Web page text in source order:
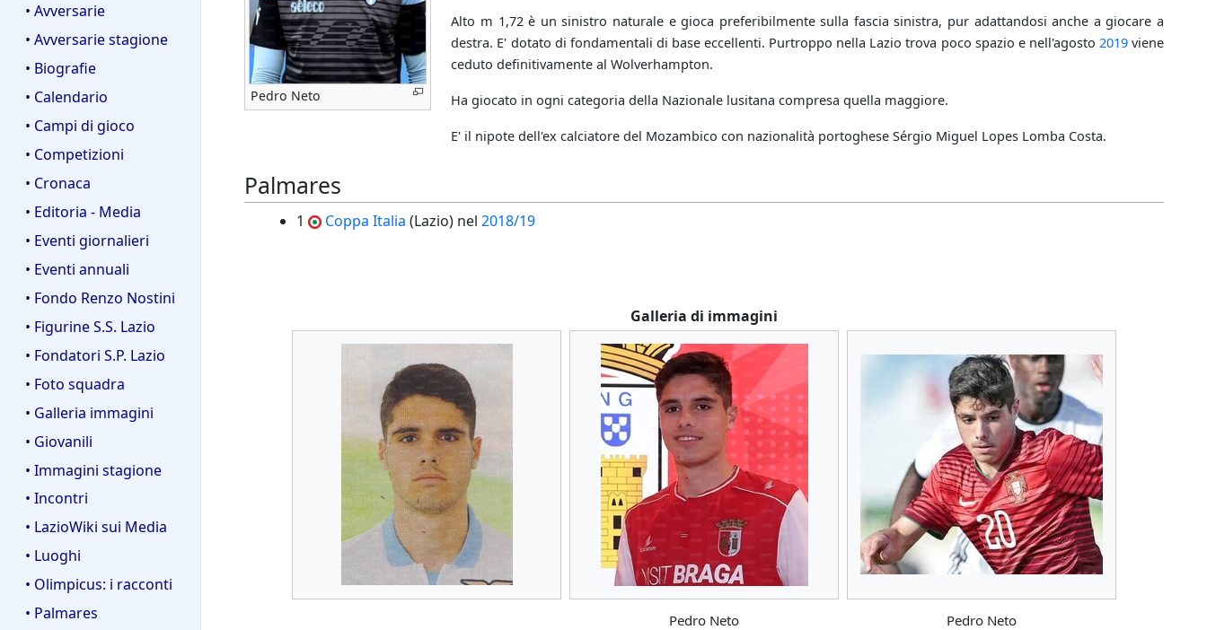
• Avversarie
• Avversarie stagione
• Biografie
• Calendario
• Campi di gioco
• Competizioni
• Cronaca
• Editoria - Media
• Eventi giornalieri
• Eventi annuali
• Fondo Renzo Nostini
• Figurine S.S. Lazio
• Fondatori S.P. Lazio
• Foto squadra
• Galleria immagini
• Giovanili
• Immagini stagione
• Incontri
• LazioWiki sui Media
• Luoghi
• Olimpicus: i racconti
• Palmares
Pedro Neto
Alto m 1,72 è un sinistro naturale e gioca preferibilmente sulla fascia sinistra, pur adattandosi anche a giocare a
destra. E' dotato di fondamentali di base eccellenti. Purtroppo nella Lazio trova poco spazio e nell'agosto 2019viene
ceduto definitivamente al Wolverhampton.
Ha giocato in ogni categoria della Nazionale lusitana compresa quella maggiore.
E' il nipote dell'ex calciatore del Mozambico con nazionalità portoghese Sérgio Miguel Lopes Lomba Costa.
Palmares
1 Coppa Italia (Lazio) nel 2018/19
Galleria di immagini
Pedro Neto Pedro Neto